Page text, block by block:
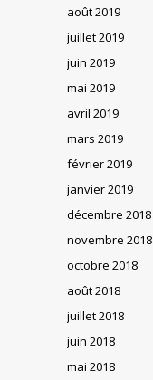
août 2019
juillet 2019
juin 2019
mai 2019
avril 2019
mars 2019
février 2019
janvier 2019
décembre 2018
novembre 2018
octobre 2018
août 2018
juillet 2018
juin 2018
mai 2018